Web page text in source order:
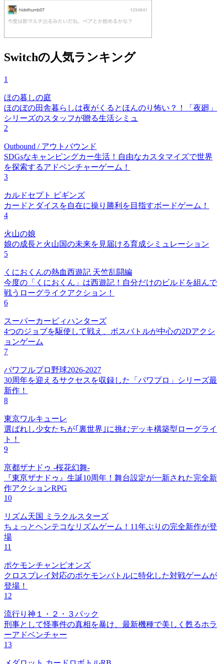
Switchの人気ランキング
1
ほの暮しの庭
ほのぼの田舎暮らしは夜がくるとほんのり怖い？！「夜廻」
シリーズのスタッフが贈る生活シミュ
2
Outbound / アウトバウンド
SDGsなキャンピングカー生活！自由なカスタマイズで世界
を探索するアドベンチャーゲーム！
3
カルドセプト ビギンズ
カードとダイスを自在に操り勝利を目指すボードゲーム！
4
火山の娘
娘の成長と火山国の未来を見届ける育成シミュレーション
5
くにおくんの熱血西遊記 天竺乱闘編
今度の「くにおくん」は西遊記！自分だけのビルドを組んで
戦うローグライクアクション！
6
スーパーカービィハンターズ
4つのジョブを駆使して戦え、ボスバトルが中心の2Dアクシ
ョンゲーム
7
パワフルプロ野球2026-2027
30周年を迎えるサクセスを収録した「パワプロ」シリーズ最
新作！
8
東京ワルキューレ
選ばれし少女たちが｢裏世界｣に挑むデッキ構築型ローグライ
ト！
9
亰都ザナドゥ -桜花幻舞-
『東亰ザナドゥ』生誕10周年！舞台設定が一新された完全新
作アクションRPG
10
リズム天国 ミラクルスターズ
ちょっとヘンテコなリズムゲーム！11年ぶりの完全新作が登
場
11
ポケモンチャンピオンズ
クロスプレイ対応のポケモンバトルに特化した対戦ゲームが
登場！
12
流行り神１・２・３パック
刑事として怪事件の真相を暴け、最新機種で美しく甦るホラ
ーアドベンチャー
13